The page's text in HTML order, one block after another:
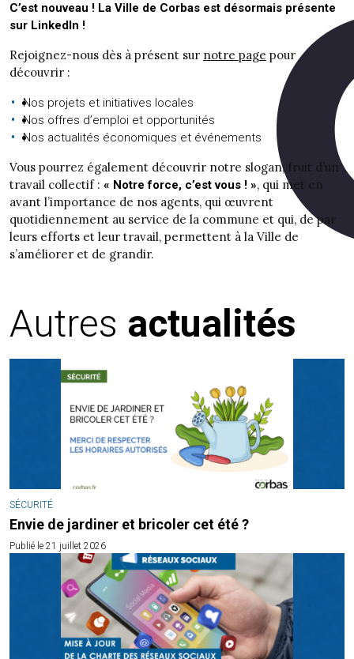
C’est nouveau ! La Ville de Corbas est désormais présente
sur LinkedIn !
Rejoignez-nous dès à présent sur notre page pour
découvrir :
Nos projets et initiatives locales
Nos offres d’emploi et opportunités
Nos actualités économiques et événements
Vous pourrez également découvrir notre slogan, fruit d’un
travail collectif : « Notre force, c’est vous ! », qui met en
avant l’importance de nos agents, qui œuvrent
quotidiennement au service de la commune et qui, de par
leurs efforts et leur travail, permettent à la Ville de
s’améliorer et de grandir.
Autres actualités
SÉCURITÉ
Envie de jardiner et bricoler cet été ?
Publié le 21 juillet 2026